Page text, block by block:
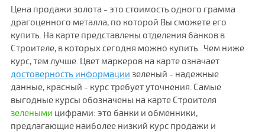
Цена продажи золота - это стоимость одного грамма
драгоценного металла, по которой Вы сможете его
купить. На карте представлены отделения банков в
Строителе, в которых сегодня можно купить . Чем ниже
курс, тем лучше. Цвет маркеров на карте означает
достоверность информации зеленый - надежные
данные, красный - курс требует уточнения. Самые
выгодные курсы обозначены на карте Строителя
зелеными цифрами: это банки и обменники,
предлагающие наиболее низкий курс продажи и